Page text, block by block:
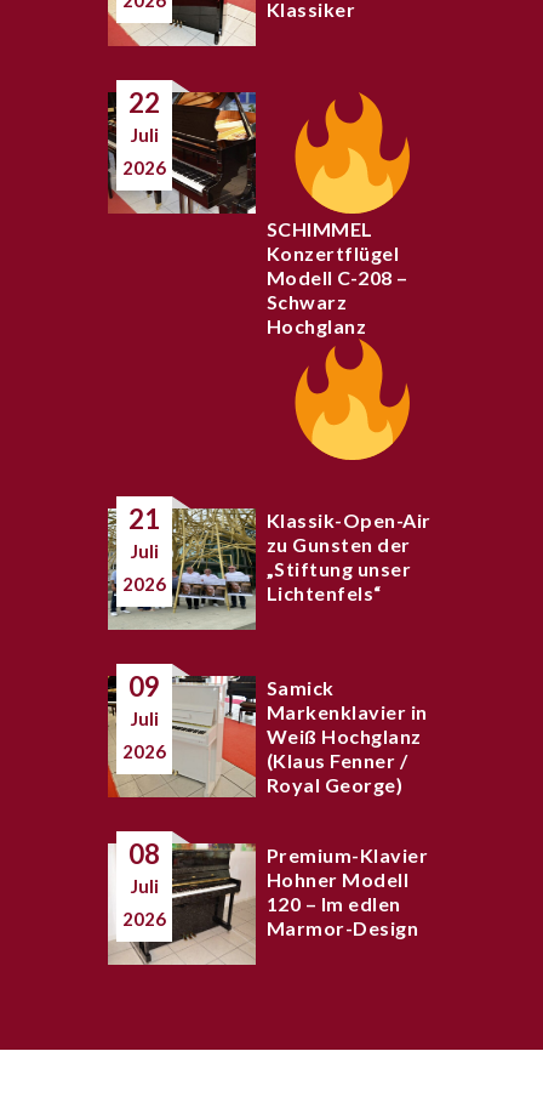
Klassiker
22
Juli
2026
SCHIMMEL
Konzertflügel
Modell C-208 –
Schwarz
Hochglanz
21
Juli
2026
Klassik-Open-Air
zu Gunsten der
„Stiftung unser
Lichtenfels“
09
Juli
2026
Samick
Markenklavier in
Weiß Hochglanz
(Klaus Fenner /
Royal George)
08
Juli
2026
Premium-Klavier
Hohner Modell
120 – Im edlen
Marmor-Design